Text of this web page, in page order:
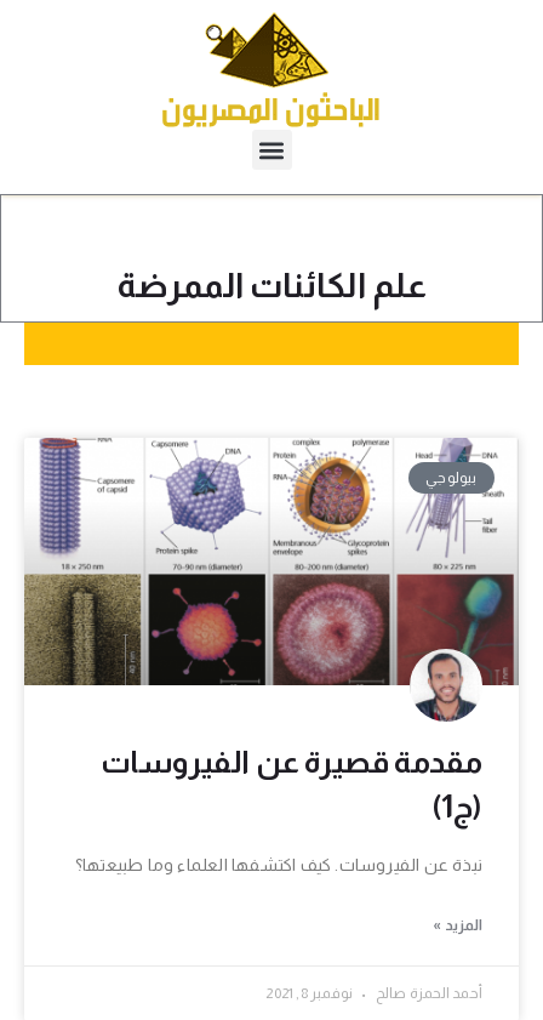
علم الكائنات الممرضة
بيولوجي
مقدمة قصيرة عن الفيروسات
(ج1)
نبذة عن الفيروسات. كيف اكتشفها العلماء وما طبيعتها؟
المزيد »
أحمد الحمزة صالح نوفمبر 8, 2021